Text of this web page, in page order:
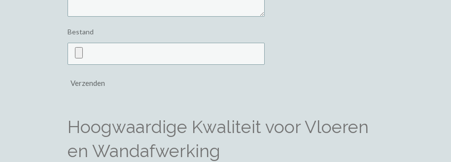
Bestand
Verzenden
Hoogwaardige Kwaliteit voor Vloeren
en Wandafwerking